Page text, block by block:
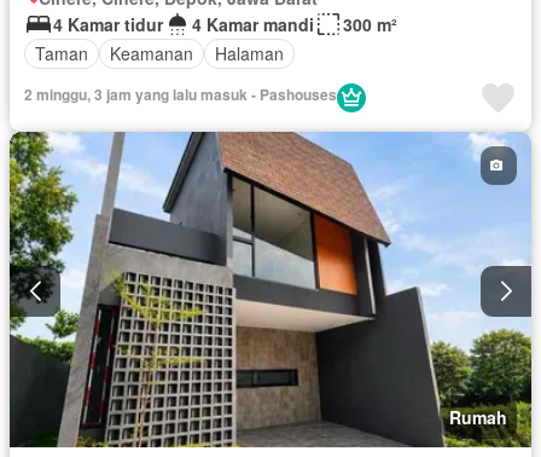
4 Kamar tidur
4 Kamar mandi
300 m²
Taman
Keamanan Halaman
2 minggu, 3 jam yang lalu masuk - Pashouses
Rumah